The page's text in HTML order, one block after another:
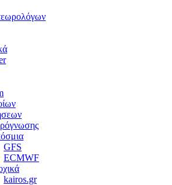
GFS
ECMWF
kairos.gr